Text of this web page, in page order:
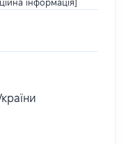
інформація]